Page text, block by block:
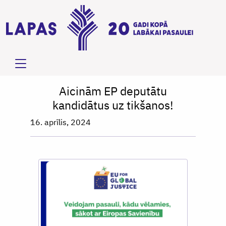
Aicinām EP deputātu
kandidātus uz tikšanos!
16. aprīlis, 2024